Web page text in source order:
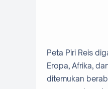
Peta Piri Reis
Eropa, Afrika,
ditemukan